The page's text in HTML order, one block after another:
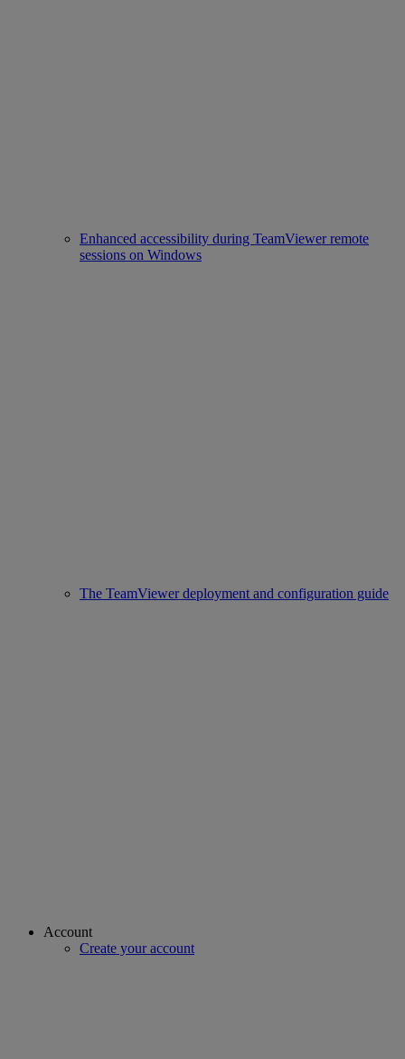
Enhanced accessibility during TeamViewer remote
sessions on Windows
The TeamViewer deployment and configuration guide
Account
Create your account